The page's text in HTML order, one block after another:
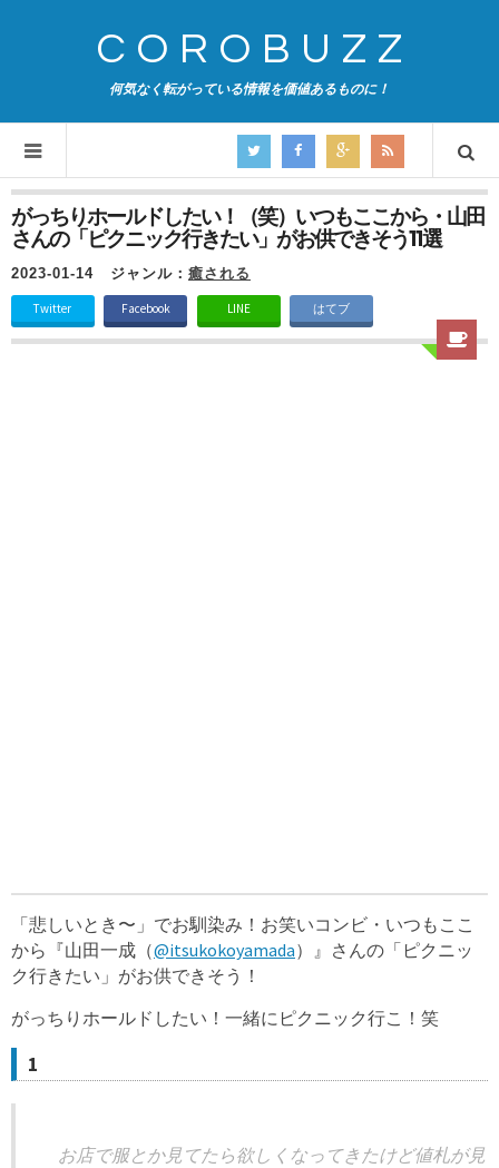
COROBUZZ
何気なく転がっている情報を価値あるものに！
がっちりホールドしたい！（笑）いつもここから・山田
さんの「ピクニック行きたい」がお供できそう11選
2023-01-14 ジャンル： 癒される
Twitter Facebook LINE はてブ
「悲しいとき〜」でお馴染み！お笑いコンビ・いつもここ
から『山田一成（@itsukokoyamada）』さんの「ピクニッ
ク行きたい」がお供できそう！
がっちりホールドしたい！一緒にピクニック行こ！笑
1
お店で服とか見てたら欲しくなってきたけど値札が見